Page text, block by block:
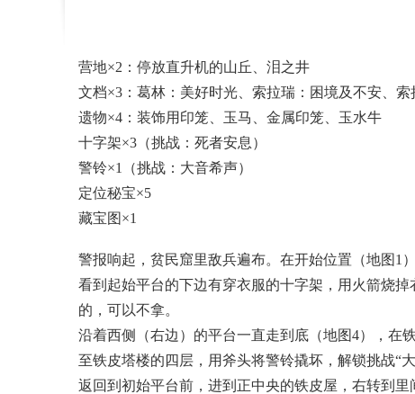
营地×2：停放直升机的山丘、泪之井
文档×3：葛林：美好时光、索拉瑞：困境及不安、
遗物×4：装饰用印笼、玉马、金属印笼、玉水牛
十字架×3（挑战：死者安息）
警铃×1（挑战：大音希声）
定位秘宝×5
藏宝图×1
警报响起，贫民窟里敌兵遍布。在开始位置（地图1
看到起始平台的下边有穿衣服的十字架，用火箭烧
的，可以不拿。
沿着西侧（右边）的平台一直走到底（地图4），在
至铁皮塔楼的四层，用斧头将警铃撬坏，解锁挑战“
返回到初始平台前，进到正中央的铁皮屋，右转到